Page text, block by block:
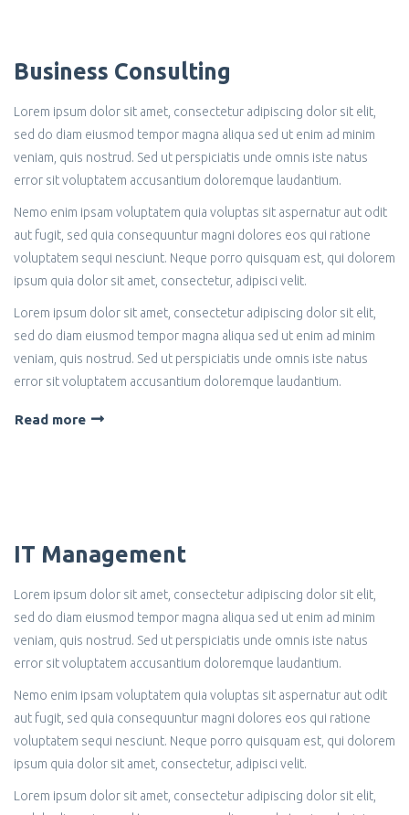
Business Consulting
Lorem ipsum dolor sit amet, consectetur adipiscing dolor sit elit,
sed do diam eiusmod tempor magna aliqua sed ut enim ad minim
veniam, quis nostrud. Sed ut perspiciatis unde omnis iste natus
error sit voluptatem accusantium doloremque laudantium.
Nemo enim ipsam voluptatem quia voluptas sit aspernatur aut odit
aut fugit, sed quia consequuntur magni dolores eos qui ratione
voluptatem sequi nesciunt. Neque porro quisquam est, qui dolorem
ipsum quia dolor sit amet, consectetur, adipisci velit.
Lorem ipsum dolor sit amet, consectetur adipiscing dolor sit elit,
sed do diam eiusmod tempor magna aliqua sed ut enim ad minim
veniam, quis nostrud. Sed ut perspiciatis unde omnis iste natus
error sit voluptatem accusantium doloremque laudantium.
Read more
IT Management
Lorem ipsum dolor sit amet, consectetur adipiscing dolor sit elit,
sed do diam eiusmod tempor magna aliqua sed ut enim ad minim
veniam, quis nostrud. Sed ut perspiciatis unde omnis iste natus
error sit voluptatem accusantium doloremque laudantium.
Nemo enim ipsam voluptatem quia voluptas sit aspernatur aut odit
aut fugit, sed quia consequuntur magni dolores eos qui ratione
voluptatem sequi nesciunt. Neque porro quisquam est, qui dolorem
ipsum quia dolor sit amet, consectetur, adipisci velit.
Lorem ipsum dolor sit amet, consectetur adipiscing dolor sit elit,